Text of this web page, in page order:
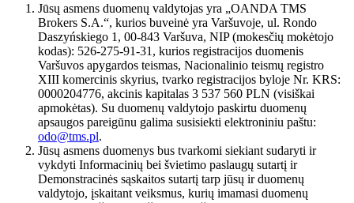
Jūsų asmens duomenų valdytojas yra „OANDA TMS
Brokers S.A.“, kurios buveinė yra Varšuvoje, ul. Rondo
Daszyńskiego 1, 00-843 Varšuva, NIP (mokesčių mokėtojo
kodas): 526-275-91-31, kurios registracijos duomenis
Varšuvos apygardos teismas, Nacionalinio teismų registro
XIII komercinis skyrius, tvarko registracijos byloje Nr. KRS:
0000204776, akcinis kapitalas 3 537 560 PLN (visiškai
apmokėtas). Su duomenų valdytojo paskirtu duomenų
apsaugos pareigūnu galima susisiekti elektroniniu paštu:
odo@tms.pl.
Jūsų asmens duomenys bus tvarkomi siekiant sudaryti ir
vykdyti Informacinių bei švietimo paslaugų sutartį ir
Demonstracinės sąskaitos sutartį tarp jūsų ir duomenų
valdytojo, įskaitant veiksmus, kurių imamasi duomenų